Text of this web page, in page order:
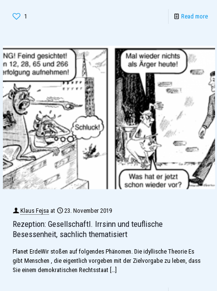
1 Read more
Klaus Fejsa at 23. November 2019
Rezeption: Gesellschaftl. Irrsinn und teuflische
Besessenheit, sachlich thematisiert
Planet ErdeWir stoßen auf folgendes Phänomen. Die idyllische Theorie Es
gibt Menschen , die eigentlich vorgeben mit der Zielvorgabe zu leben, dass
Sie einem demokratischen Rechtsstaat […]